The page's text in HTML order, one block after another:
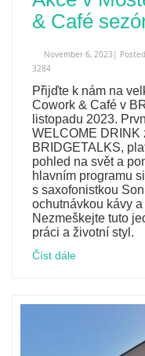
& Café
November 6, 2023|
3284
Přijďte k nám na
Cowork & Café v
listopadu 2023.
WELCOME DRINK
BRIDGETALKS,
pohled na svět a
hlavním programu
s saxofonistkou
ochutnávkou kávy
Nezmeškejte tuto
práci a životní styl.
Číst dále